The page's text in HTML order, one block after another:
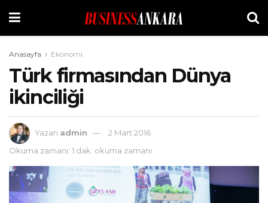
Anasayfa Ekonomi
Türk firmasından Dünya
ikinciliği
Yazan admin
2 Mart 2016
Okuma zamanı: 1 dak. okuma zamanı